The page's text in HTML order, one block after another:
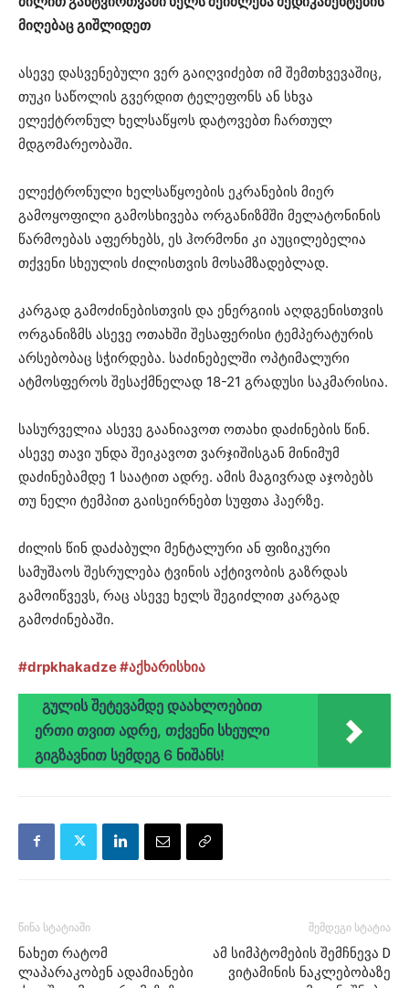
მიღებაც გიშლიდეთ
ასევე დასვენებული ვერ გაიღვიძებთ იმ შემთხვევაშიც,
თუკი საწოლის გვერდით ტელეფონს ან სხვა
ელექტრონულ ხელსაწყოს დატოვებთ ჩართულ
მდგომარეობაში.
ელექტრონული ხელსაწყოების ეკრანების მიერ
გამოყოფილი გამოსხივება ორგანიზმში მელატონინის
წარმოებას აფერხებს, ეს ჰორმონი კი აუცილებელია
თქვენი სხეულის ძილისთვის მოსამზადებლად.
კარგად გამოძინებისთვის და ენერგიის აღდგენისთვის
ორგანიზმს ასევე ოთახში შესაფერისი ტემპერატურის
არსებობაც სჭირდება. საძინებელში ოპტიმალური
ატმოსფეროს შესაქმნელად 18-21 გრადუსი საკმარისია.
სასურველია ასევე გაანიავოთ ოთახი დაძინების წინ.
ასევე თავი უნდა შეიკავოთ ვარჯიშისგან მინიმუმ
დაძინებამდე 1 საატით ადრე. ამის მაგივრად აჯობებს
თუ ნელი ტემპით გაისეირნებთ სუფთა ჰაერზე.
ძილის წინ დაძაბული მენტალური ან ფიზიკური
სამუშაოს შესრულება ტვინის აქტივობის გაზრდას
გამოიწვევს, რაც ასევე ხელს შეგიძლით კარგად
გამოძინებაში.
#drpkhakadze#აქხარისხია
გულის შეტევამდე დაახლოებით
ერთი თვით ადრე, თქვენი სხეული
გიგზავნით სემდეგ 6 ნიშანს!
წინა სტატიაში
ნახეთ რატომ
ლაპარაკობენ ადამიანები
შემდეგი სტატია
ამ სიმპტომების შემჩნევა D
ვიტამინის ნაკლებობაზე